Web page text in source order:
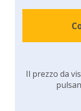
Il prezzo da